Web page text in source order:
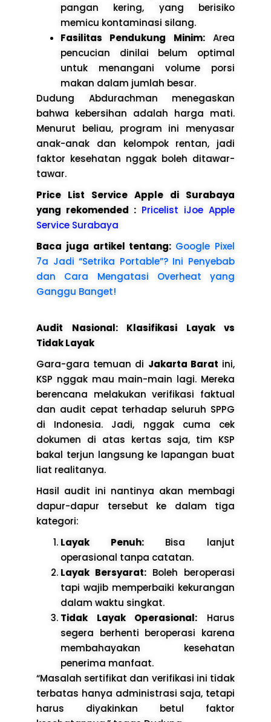
pangan kering, yang berisiko
memicu kontaminasi silang.
Fasilitas Pendukung Minim:Area
pencucian dinilai belum optimal
untuk menangani volume porsi
makan dalam jumlah besar.
Dudung Abdurachman menegaskan
bahwa kebersihan adalah harga mati.
Menurut beliau, program ini menyasar
anak-anak dan kelompok rentan, jadi
faktor kesehatan nggak boleh ditawar-
tawar.
Price List Service Apple di Surabaya
yang rekomended : Pricelist iJoe Apple
Service Surabaya
Baca juga artikel tentang: Google Pixel
7a Jadi “Setrika Portable”? Ini Penyebab
dan Cara Mengatasi Overheat yang
Ganggu Banget!
Audit Nasional: Klasifikasi Layak vs
Tidak Layak
Gara-gara temuan di Jakarta Barat ini,
KSP nggak mau main-main lagi. Mereka
berencana melakukan verifikasi faktual
dan audit cepat terhadap seluruh SPPG
di Indonesia. Jadi, nggak cuma cek
dokumen di atas kertas saja, tim KSP
bakal terjun langsung ke lapangan buat
liat realitanya.
Hasil audit ini nantinya akan membagi
dapur-dapur tersebut ke dalam tiga
kategori:
Layak Penuh:Bisa lanjut
operasional tanpa catatan.
Layak Bersyarat: Boleh beroperasi
tapi wajib memperbaiki kekurangan
dalam waktu singkat.
Tidak Layak Operasional: Harus
segera berhenti beroperasi karena
membahayakan kesehatan
penerima manfaat.
“Masalah sertifikat dan verifikasi ini tidak
terbatas hanya administrasi saja, tetapi
harus diyakinkan betul faktor